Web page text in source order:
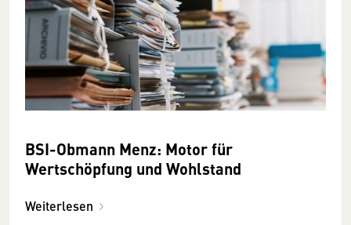
BSI-Obmann Menz: Motor für
Wertschöpfung und Wohlstand
Weiterlesen